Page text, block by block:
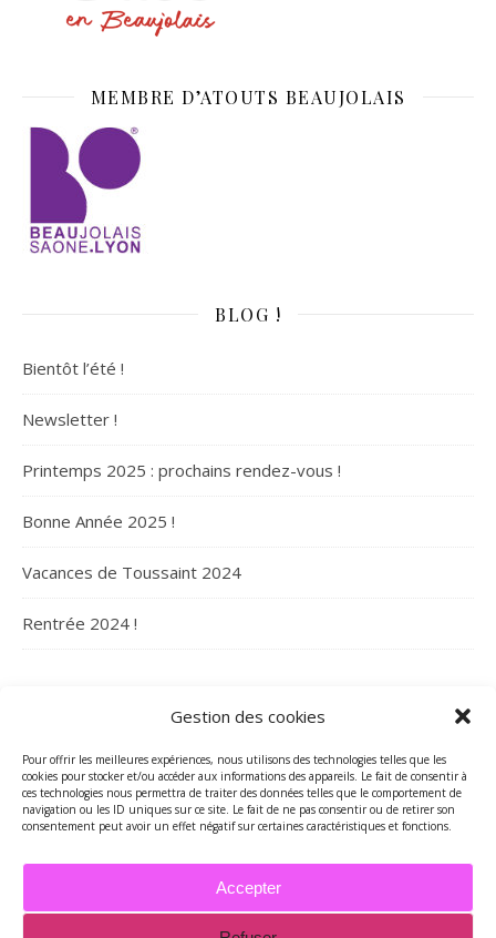
Gestion des cookies
Pour offrir les meilleures expériences, nous utilisons des technologies telles que les
cookies pour stocker et/ou accéder aux informations des appareils. Le fait de consentir à
ces technologies nous permettra de traiter des données telles que le comportement de
navigation ou les ID uniques sur ce site. Le fait de ne pas consentir ou de retirer son
consentement peut avoir un effet négatif sur certaines caractéristiques et fonctions.
Accepter
MEMBRE D’ATOUTS BEAUJOLAIS
BLOG !
Bientôt l’été !
Newsletter !
Printemps 2025 : prochains rendez-vous !
Bonne Année 2025 !
Vacances de Toussaint 2024
Rentrée 2024 !
ARCHIVES
Archives